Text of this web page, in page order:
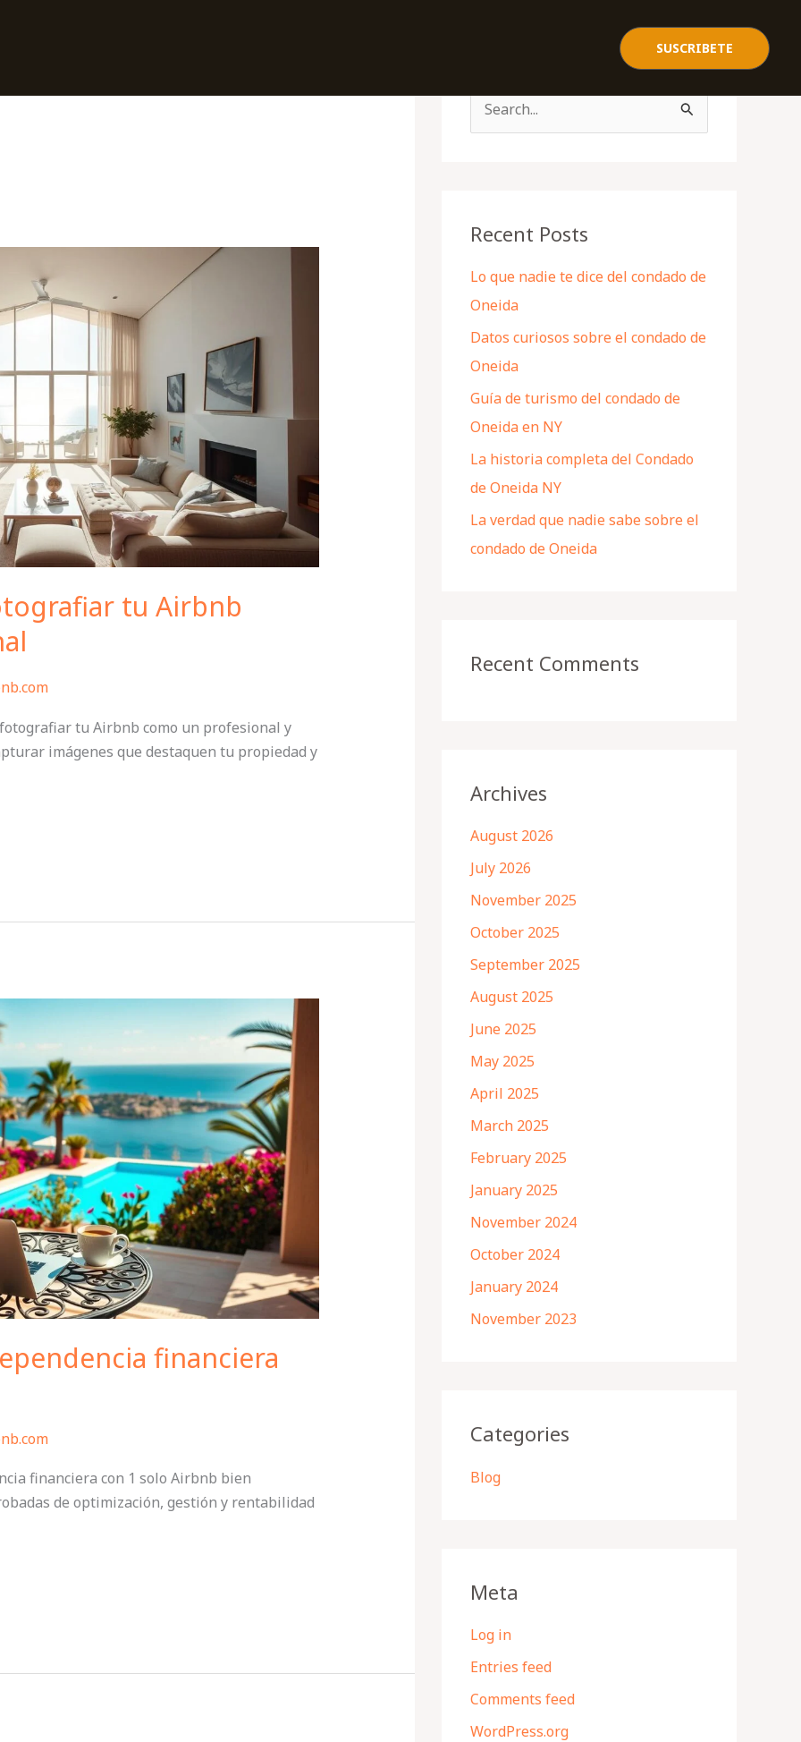
SUSCRIBETE
tu Airbnb
tu Airbnb como un profesional y
imágenes que destaquen tu propiedad y
financiera
financiera con 1 solo Airbnb bien
de optimización, gestión y rentabilidad
c
f
o
r
:
Recent Posts
Lo que nadie te dice del condado de
Oneida
Datos curiosos sobre el condado de
Oneida
Guía de turismo del condado de
Oneida en NY
La historia completa del Condado
de Oneida NY
La verdad que nadie sabe sobre el
condado de Oneida
Recent Comments
Archives
August 2026
July 2026
November 2025
October 2025
September 2025
August 2025
June 2025
May 2025
April 2025
March 2025
February 2025
January 2025
November 2024
October 2024
January 2024
November 2023
Categories
Blog
Meta
Log in
Entries feed
Comments feed
WordPress.org